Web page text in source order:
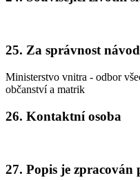
25. Za správnost
Ministerstvo vnitra - odbor
občanství a matrik
26. Kontaktní osoba
27. Popis je